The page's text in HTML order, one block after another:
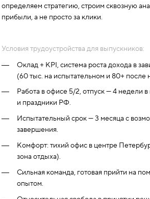
определяем стратегию, строим сквозную
прибыли, а не просто за клики.
Условия трудоустройства для выпускников:
Оклад + KPI, система роста дохода в
(60 тыс. на испытательном и 80+ после
Работа в офисе 5/2, отпуск — 4 недели
и праздники РФ.
Испытательный срок — 3 месяца с
завершения.
Комфорт: тихий офис в центре
зона отдыха).
Сильная команда, готовая прийти на
опытом.